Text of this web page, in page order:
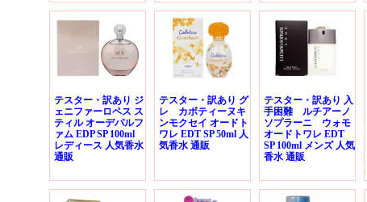
テスター・訳あり ジ
ェニファーロペス ス
ティル オーデパルフ
ァム EDP SP 100ml
レディース 人気香水
通販
テスター・訳あり グ
レ カボティーヌキ
ンモクセイ オードト
ワレ EDT SP 50ml 人
気香水 通販
テスター・訳あり 入
手困難 ルチアーノ
ソプラーニ ウォモ
オードトワレ EDT
SP 100ml メンズ 人気
香水 通販